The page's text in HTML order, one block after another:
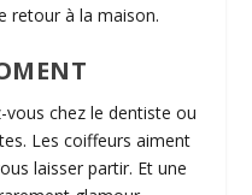
retour à la maison.
chez le dentiste ou
Les coiffeurs aiment
laisser partir. Et une